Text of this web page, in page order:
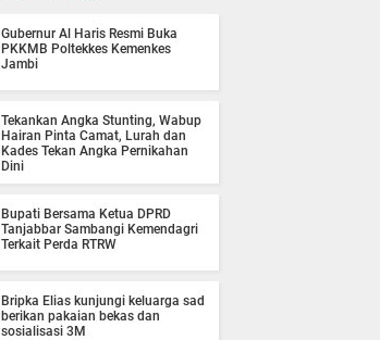
Gubernur Al Haris Resmi Buka
PKKMB Poltekkes Kemenkes
Jambi
Tekankan Angka Stunting, Wabup
Hairan Pinta Camat, Lurah dan
Kades Tekan Angka Pernikahan
Dini
Bupati Bersama Ketua DPRD
Tanjabbar Sambangi Kemendagri
Terkait Perda RTRW
Bripka Elias kunjungi keluarga sad
berikan pakaian bekas dan
sosialisasi 3M